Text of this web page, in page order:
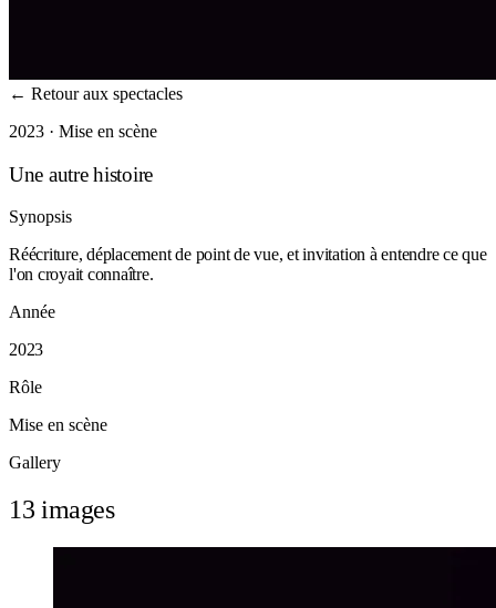
← Retour aux spectacles
2023 · Mise en scène
Une autre histoire
Synopsis
Réécriture, déplacement de point de vue, et invitation à entendre ce que
l'on croyait connaître.
Année
2023
Rôle
Mise en scène
Gallery
13 images